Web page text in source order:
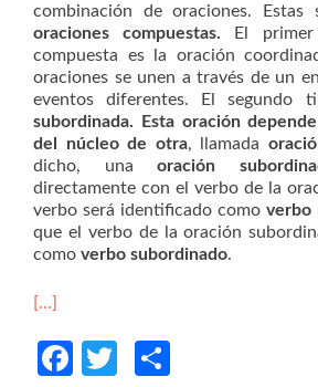
combinación de oraciones. Estas
oraciones compuestas.
El
compuesta es la oración
oraciones se unen a través de un
eventos diferentes. El segundo
subordinada. Esta oración
del núcleo de otra, llamada
dicho, unaoración
directamente con el verbo de la
verbo será identificado como verbo
que el verbo de la oración
como verbo subordinado.
[…]
Facebook
Twitter